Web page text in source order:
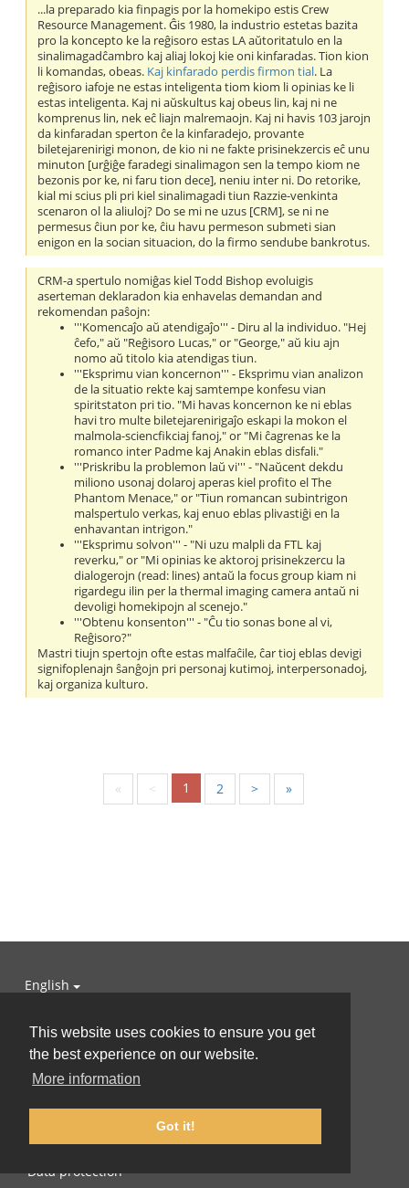
This website uses cookies to ensure you get
the best experience on our website.
More information
Got it!
...la preparado kia finpagis por la homekipo estis Crew
Resource Management. Ĝis 1980, la industrio estetas bazita
pro la koncepto ke la reĝisoro estas LA aŭtoritatulo en la
sinalimagadĉambro kaj aliaj lokoj kie oni kinfaradas. Tion kion
li komandas, obeas. Kaj kinfarado perdis firmon tial. La
reĝisoro iafoje ne estas inteligenta tiom kiom li opinias ke li
estas inteligenta. Kaj ni aŭskultus kaj obeus lin, kaj ni ne
komprenus lin, nek eĉ liajn malremaojn. Kaj ni havis 103 jarojn
da kinfaradan sperton ĉe la kinfaradejo, provante
biletejarenirigi monon, de kio ni ne fakte prisinekzercis eĉ unu
minuton [urĝiĝe faradegi sinalimagon sen la tempo kiom ne
bezonis por ke, ni faru tion dece], neniu inter ni. Do retorike,
kial mi scius pli pri kiel sinalimagadi tiun Razzie-venkinta
scenaron ol la aliuloj? Do se mi ne uzus [CRM], se ni ne
permesus ĉiun por ke, ĉiu havu permeson submeti sian
enigon en la socian situacion, do la firmo sendube bankrotus.
CRM-a spertulo nomiĝas kiel Todd Bishop evoluigis
aserteman deklaradon kia enhavelas demandan and
rekomendan paŝojn:
'''Komencaĵo aŭ atendigaĵo''' - Diru al la individuo. "Hej
ĉefo," aŭ "Reĝisoro Lucas," or "George," aŭ kiu ajn
nomo aŭ titolo kia atendigas tiun.
'''Eksprimu vian koncernon''' - Eksprimu vian analizon
de la situatio rekte kaj samtempe konfesu vian
spiritstaton pri tio. "Mi havas koncernon ke ni eblas
havi tro multe biletejarenirigaĵo eskapi la mokon el
malmola-sciencfikciaj fanoj," or "Mi ĉagrenas ke la
romanco inter Padme kaj Anakin eblas disfali."
'''Priskribu la problemon laŭ vi''' - "Naŭcent dekdu
miliono usonaj dolaroj aperas kiel profito el The
Phantom Menace," or "Tiun romancan subintrigon
malspertulo verkas, kaj enuo eblas plivastiĝi en la
enhavantan intrigon."
'''Eksprimu solvon''' - "Ni uzu malpli da FTL kaj
reverku," or "Mi opinias ke aktoroj prisinekzercu la
dialogerojn (read: lines) antaŭ la focus group kiam ni
rigardegu ilin per la thermal imaging camera antaŭ ni
devoligi homekipojn al scenejo."
'''Obtenu konsenton''' - "Ĉu tio sonas bone al vi,
Reĝisoro?"
Mastri tiujn spertojn ofte estas malfaĉile, ĉar tioj eblas devigi
signifoplenajn ŝanĝojn pri personaj kutimoj, interpersonadoj,
kaj organiza kulturo.
« < 1 2 > »
English
About us
Team
Data protection